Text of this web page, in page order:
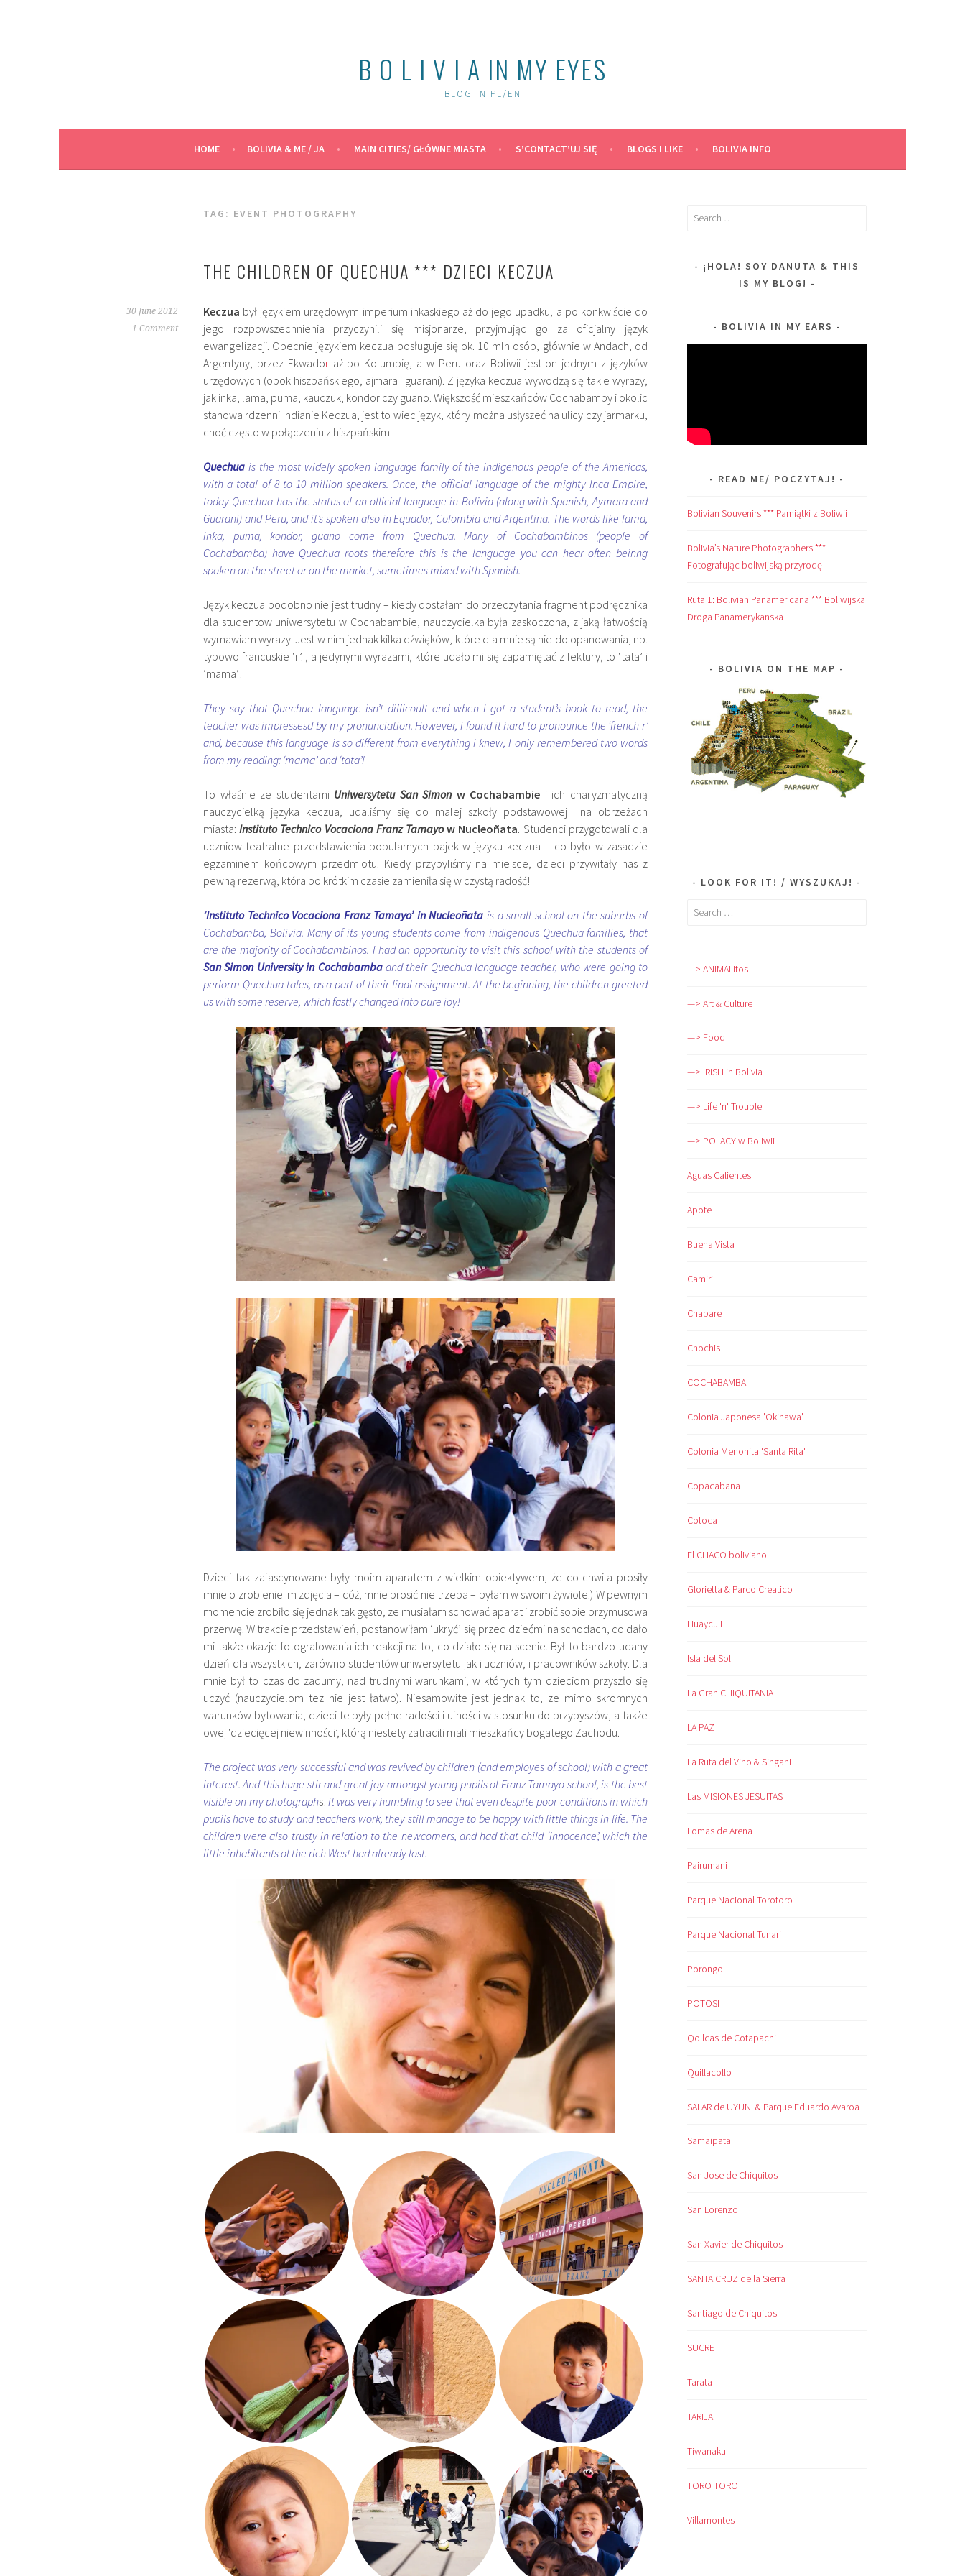
B O L I V I A IN MY EYES
BLOG IN PL/EN
HOME BOLIVIA & ME / JA MAIN CITIES/ GŁÓWNE MIASTA S’CONTACT’UJ SIĘ BLOGS I LIKE BOLIVIA INFO
TAG: EVENT PHOTOGRAPHY
THE CHILDREN OF QUECHUA *** DZIECI KECZUA
30 June 2012
1 Comment
Keczua był językiem urzędowym imperium inkaskiego aż do jego upadku, a po konkwiście do
jego rozpowszechnienia przyczynili się misjonarze, przyjmując go za oficjalny język
ewangelizacji. Obecnie językiem keczua posługuje się ok. 10 mln osób, głównie w Andach, od
Argentyny, przez Ekwadoraż po Kolumbię, a w Peru oraz Boliwii jest on jednym z języków
urzędowych (obok hiszpańskiego, ajmara i guarani). Z języka keczua wywodzą się takie wyrazy,
jak inka, lama, puma, kauczuk, kondor czy guano. Większość mieszkańców Cochabamby i okolic
stanowa rdzenni Indianie Keczua, jest to wiec język, który można usłyszeć na ulicy czy jarmarku,
choć często w połączeniu z hiszpańskim.
Quechua is the most widely spoken language family of the indigenous people of the Americas,
with a total of 8 to 10 million speakers. Once, the official language of the mighty Inca Empire,
today Quechua has the status of an official language in Bolivia (along with Spanish, Aymara and
Guarani) and Peru, and it’s spoken also in Equador, Colombia and Argentina. The words like lama,
Inka, puma, kondor, guano come from Quechua. Many of Cochabambinos (people of
Cochabamba) have Quechua roots therefore this is the language you can hear often beinng
spoken on the street or on the market, sometimes mixed with Spanish.
Język keczua podobno nie jest trudny – kiedy dostałam do przeczytania fragment podręcznika
dla studentow uniwersytetu w Cochabambie, nauczycielka była zaskoczona, z jaką łatwością
wymawiam wyrazy. Jest w nim jednak kilka dźwięków, które dla mnie są nie do opanowania, np.
typowo francuskie ‘r’. , a jedynymi wyrazami, które udało mi się zapamiętać z lektury, to ‘tata’ i
‘mama’!
They say that Quechua language isn’t difficoult and when I got a student’s book to read, the
teacher was impressesd by my pronunciation. However, I found it hard to pronounce the ‘french r’
and, because this language is so different from everything I knew, I only remembered two words
from my reading: ‘mama’ and ‘tata’!
To właśnie ze studentami Uniwersytetu San Simonw Cochabambie i ich charyzmatyczną
nauczycielką języka keczua, udaliśmy się do malej szkoły podstawowej na obrzeżach
miasta: Instituto Technico Vocaciona Franz Tamayow Nucleoñata. Studenci przygotowali dla
uczniow teatralne przedstawienia popularnych bajek w języku keczua – co było w zasadzie
egzaminem końcowym przedmiotu. Kiedy przybyliśmy na miejsce, dzieci przywitały nas z
pewną rezerwą, która po krótkim czasie zamieniła się w czystą radość!
‘Instituto Technico Vocaciona Franz Tamayo’ in Nucleoñata is a small school on the suburbs of
Cochabamba, Bolivia. Many of its young students come from indigenous Quechua families, that
are the majority of Cochabambinos. I had an opportunity to visit this school with the students of
San Simon University in Cochabambaand their Quechua language teacher, who were going to
perform Quechua tales, as a part of their final assignment. At the beginning, the children greeted
us with some reserve, which fastly changed into pure joy!
Dzieci tak zafascynowane były moim aparatem z wielkim obiektywem, że co chwila prosiły
mnie o zrobienie im zdjęcia – cóż, mnie prosić nie trzeba – byłam w swoim żywiole:) W pewnym
momencie zrobiło się jednak tak gęsto, ze musiałam schować aparat i zrobić sobie przymusowa
przerwę. W trakcie przedstawień, postanowiłam ‘ukryć’ się przed dziećmi na schodach, co dało
mi także okazje fotografowania ich reakcji na to, co działo się na scenie. Był to bardzo udany
dzień dla wszystkich, zarówno studentów uniwersytetu jak i uczniów, i pracowników szkoły. Dla
mnie był to czas do zadumy, nad trudnymi warunkami, w których tym dzieciom przyszło się
uczyć (nauczycielom tez nie jest łatwo). Niesamowite jest jednak to, ze mimo skromnych
warunków bytowania, dzieci te były pełne radości i ufności w stosunku do przybyszów, a także
owej ‘dziecięcej niewinności’, którą niestety zatracili mali mieszkańcy bogatego Zachodu.
The project was very successful and was revived by children (and employes of school) with a great
interest. And thishuge stir and great joy amongst young pupils of Franz Tamayo school, is the best
visible on my photographs! It was very humbling to see that even despite poor conditions in which
pupils have to study and teachers work, they still manage to be happy with little things in life. The
children were also trusty in relation to the newcomers, and had that child ‘innocence’, which the
little inhabitants of the rich West had already lost.
Search
¡HOLA! SOY DANUTA & THIS
IS MY BLOG!
BOLIVIA IN MY EARS
READ ME/ POCZYTAJ!
Bolivian Souvenirs *** Pamiątki z Boliwii
Bolivia’s Nature Photographers ***
Fotografując boliwijską przyrodę
Ruta 1: Bolivian Panamericana *** Boliwijska
Droga Panamerykanska
BOLIVIA ON THE MAP
LOOK FOR IT! / WYSZUKAJ!
Search
—> ANIMALitos
—> Art & Culture
—> Food
—> IRISH in Bolivia
—> Life 'n' Trouble
—> POLACY w Boliwii
Aguas Calientes
Apote
Buena Vista
Camiri
Chapare
Chochis
COCHABAMBA
Colonia Japonesa 'Okinawa'
Colonia Menonita 'Santa Rita'
Copacabana
Cotoca
El CHACO boliviano
Glorietta & Parco Creatico
Huayculi
Isla del Sol
La Gran CHIQUITANIA
LA PAZ
La Ruta del Vino & Singani
Las MISIONES JESUITAS
Lomas de Arena
Pairumani
Parque Nacional Torotoro
Parque Nacional Tunari
Porongo
POTOSI
Qollcas de Cotapachi
Quillacollo
SALAR de UYUNI & Parque Eduardo Avaroa
Samaipata
San Jose de Chiquitos
San Lorenzo
San Xavier de Chiquitos
SANTA CRUZ de la Sierra
Santiago de Chiquitos
SUCRE
Tarata
TARIJA
Tiwanaku
TORO TORO
Villamontes